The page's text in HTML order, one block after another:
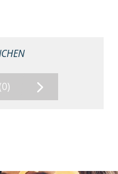
(0)